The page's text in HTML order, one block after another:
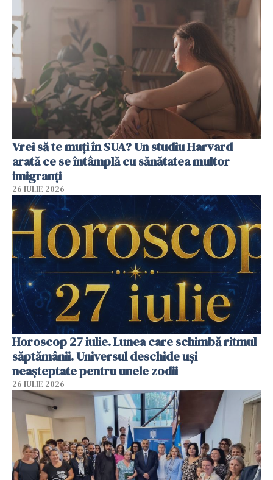
Vrei să te muți în SUA? Un studiu Harvard
arată ce se întâmplă cu sănătatea multor
imigranți
26 IULIE 2026
Horoscop 27 iulie. Lunea care schimbă ritmul
săptămânii. Universul deschide uși
neașteptate pentru unele zodii
26 IULIE 2026